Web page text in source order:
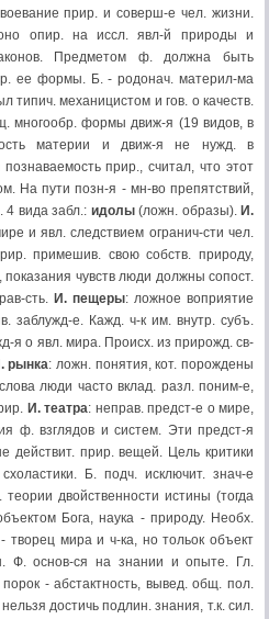
прир. и соверш-е чел. жизни.
опир. на иссл. явл-й природы и
Предметом ф. должна быть
ее формы. Б. - родонач. материл-ма
типич. механицистом и гов. о качеств.
многообр. формы движ-я (19 видов, в
материи и движ-я не нужд. в
прир., считал, что этот
На пути позн-я - мн-во препятствий,
4 вида забл.: идолы(ложн. образы). И.
и явл. следствием огранич-сти чел.
примешив. свою собств. природу,
чувств люди должны сопост.
сть. И. пещеры: ложное воприятие
заблужд-е. Кажд. ч-к им. внутр. субъ.
я о явл. мира. Происх. из прирожд. св-
рынка: ложн. понятия, кот. порождены
люди часто вклад. разл. поним-е,
И. театра: неправ. предст-е о мире,
ф. взглядов и систем. Эти предст-я
действит. прир. вещей. Цель критики
Б. подч. исключит. знач-е
двойственности истины (тогда
Бога, наука - природу. Необх.
творец мира и ч-ка, но тольок объект
Ф. основ-ся на знании и опыте. Гл.
- абстактность, вывед. общ. пол.
достичь подлин. знания, т.к. сил.